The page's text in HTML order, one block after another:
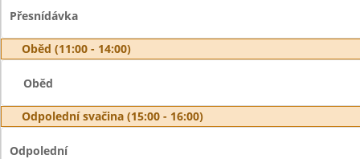
Přesnídávka
Oběd (11:00 - 14:00)
Oběd
Odpolední svačina (15:00 - 16:00)
Odpolední